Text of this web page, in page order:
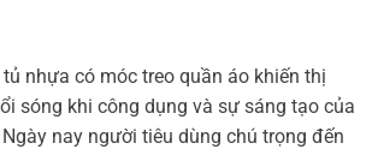
nhựa có móc treo quần áo khiến thị
sóng khi công dụng và sự sáng tạo của
nay người tiêu dùng chú trọng đến